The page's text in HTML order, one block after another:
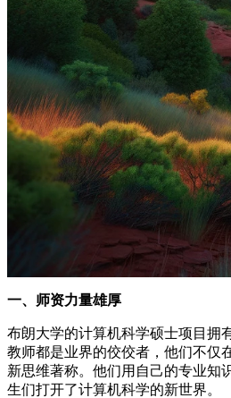
一、师资力量雄厚
布朗大学的计算机科学硕士项目拥
教师都是业界的佼佼者，他们不仅
新思维著称。他们用自己的专业知
生们打开了计算机科学的新世界。